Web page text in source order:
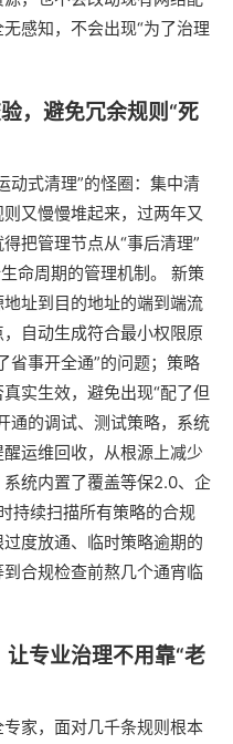
感知，不会出现“为了治理
，避免冗余规则“死
动式清理”的怪圈：集中清
又慢慢堆起来，过两年又
把管理节点从“事后清理”
命周期的管理机制。 新策
址到目的地址的端到端流
自动生成符合最小权限原
省事开全通”的问题；策略
实生效，避免出现“配了但
通的调试、测试策略，系统
运维回收，从根源上减少
统内置了覆盖等保2.0、企
持续扫描所有策略的合规
度放通、临时策略逾期的
合规检查前熬几个通宵临
专业治理不用靠“老
家，面对几千条规则根本